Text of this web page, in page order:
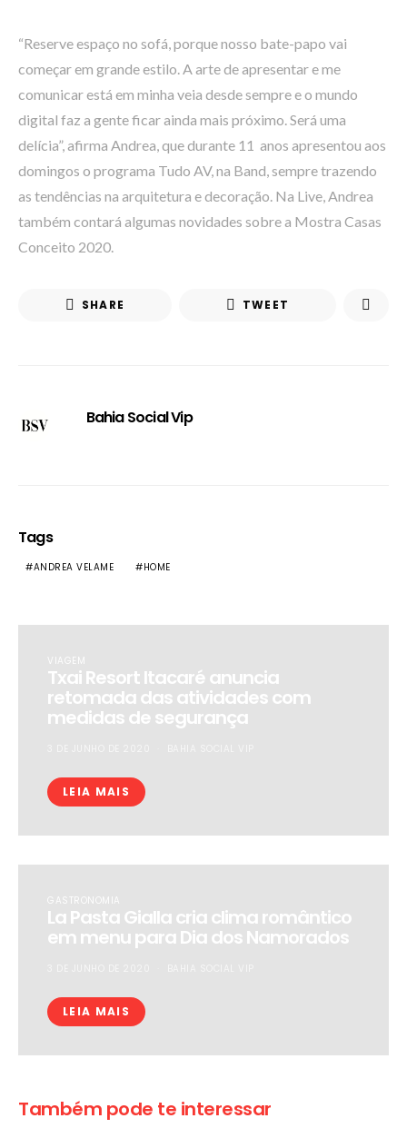
“Reserve espaço no sofá, porque nosso bate-papo vai
começar em grande estilo. A arte de apresentar e me
comunicar está em minha veia desde sempre e o mundo
digital faz a gente ficar ainda mais próximo. Será uma
delícia”, afirma Andrea, que durante 11 anos apresentou aos
domingos o programa Tudo AV, na Band, sempre trazendo
as tendências na arquitetura e decoração. Na Live, Andrea
também contará algumas novidades sobre a Mostra Casas
Conceito 2020.
SHARE TWEET
Bahia Social Vip
Tags
ANDREA VELAME HOME
VIAGEM
Txai Resort Itacaré anuncia
retomada das atividades com
medidas de segurança
LEIA MAIS
GASTRONOMIA
La Pasta Gialla cria clima romântico
em menu para Dia dos Namorados
LEIA MAIS
Também pode te interessar